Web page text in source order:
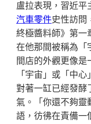
盧拉表現，習近平
汽車零件史性訪問
終極醬料師》第一
在他那間被稱為「
間店的外觀更像
「宇宙」或「中
對著一缸已經發酵
氣。「你還不夠靈
語，彷彿在責備一